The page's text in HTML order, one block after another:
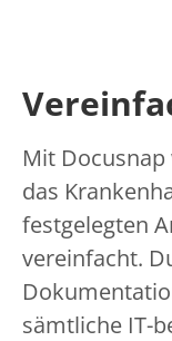
Mit
das
festgelegten
vereinfacht.
sämtliche IT-